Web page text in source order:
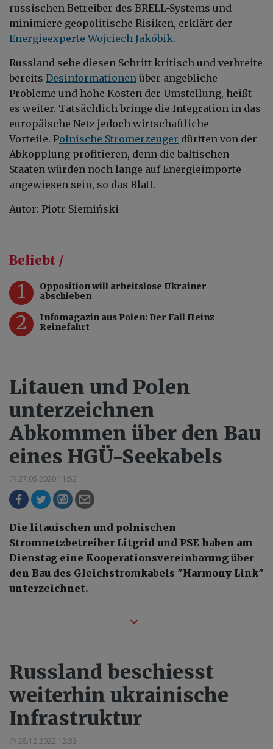
russischen Betreiber des BRELL-Systems und
minimiere geopolitische Risiken, erklärt der
Energieexperte Wojciech Jakóbik.
Russland sehe diesen Schritt kritisch und verbreite
bereits Desinformationen über angebliche
Probleme und hohe Kosten der Umstellung, heißt
es weiter. Tatsächlich bringe die Integration in das
europäische Netz jedoch wirtschaftliche
Vorteile. Polnische Stromerzeuger dürften von der
Abkopplung profitieren, denn die baltischen
Staaten würden noch lange auf Energieimporte
angewiesen sein, so das Blatt.
Autor: Piotr Siemiński
Beliebt /
1
Opposition will arbeitslose Ukrainer
abschieben
2
Infomagazin aus Polen: Der Fall Heinz
Reinefahrt
Litauen und Polen
unterzeichnen
Abkommen über den Bau
eines HGÜ-Seekabels
27.05.2020 11:52
Die litauischen und polnischen
Stromnetzbetreiber Litgrid und PSE haben am
Dienstag eine Kooperationsvereinbarung über
den Bau des Gleichstromkabels "Harmony Link"
unterzeichnet.
Russland beschiesst
weiterhin ukrainische
Infrastruktur
28.12.2022 12:33